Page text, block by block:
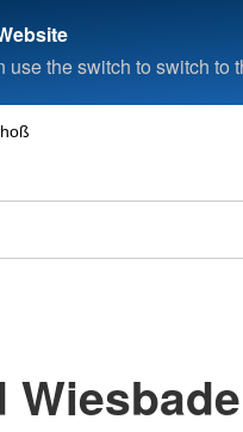
the switch to switch to